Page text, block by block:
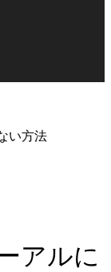
い方法
アルに